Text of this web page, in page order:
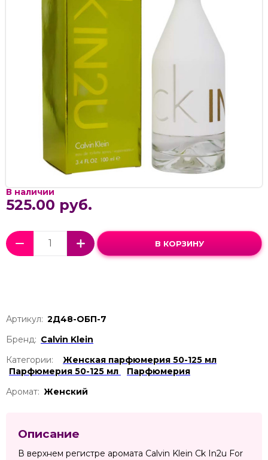
В наличии
525.00 руб.
В КОРЗИНУ
Артикул: 2Д48-ОБП-7
Бренд: Calvin Klein
Категории:
Женская парфюмерия 50-125 мл
Парфюмерия 50-125 мл
Парфюмерия
Аромат: Женский
Описание
В верхнем регистре аромата Calvin Klein Ck In2u For